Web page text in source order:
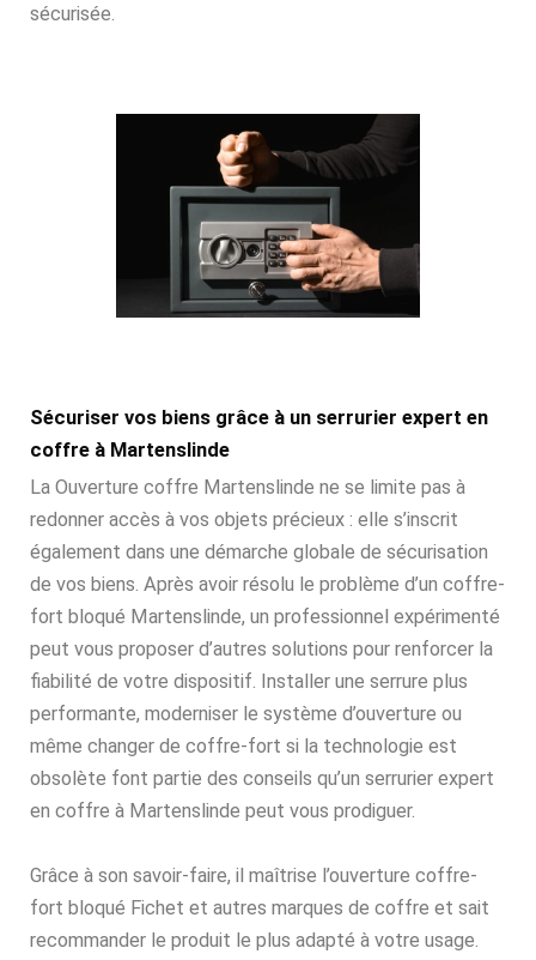
sécurisée.
Sécuriser vos biens grâce à un serrurier expert en
coffre à Martenslinde
La Ouverture coffre Martenslinde ne se limite pas à
redonner accès à vos objets précieux : elle s’inscrit
également dans une démarche globale de sécurisation
de vos biens. Après avoir résolu le problème d’un coffre-
fort bloqué Martenslinde, un professionnel expérimenté
peut vous proposer d’autres solutions pour renforcer la
fiabilité de votre dispositif. Installer une serrure plus
performante, moderniser le système d’ouverture ou
même changer de coffre-fort si la technologie est
obsolète font partie des conseils qu’un serrurier expert
en coffre à Martenslinde peut vous prodiguer.
Grâce à son savoir-faire, il maîtrise l’ouverture coffre-
fort bloqué Fichet et autres marques de coffre et sait
recommander le produit le plus adapté à votre usage.